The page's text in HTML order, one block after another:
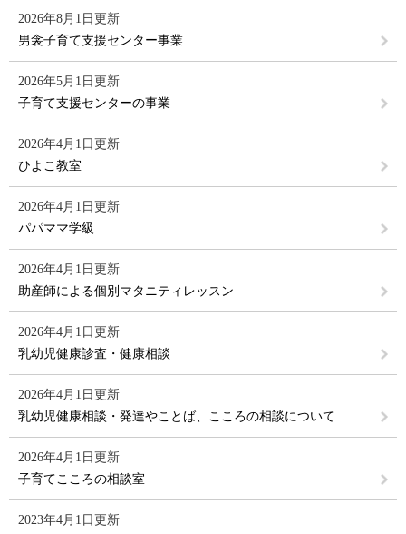
2026年8月1日更新
男衾子育て支援センター事業
2026年5月1日更新
子育て支援センターの事業
2026年4月1日更新
ひよこ教室
2026年4月1日更新
パパママ学級
2026年4月1日更新
助産師による個別マタニティレッスン
2026年4月1日更新
乳幼児健康診査・健康相談
2026年4月1日更新
乳幼児健康相談・発達やことば、こころの相談について
2026年4月1日更新
子育てこころの相談室
2023年4月1日更新